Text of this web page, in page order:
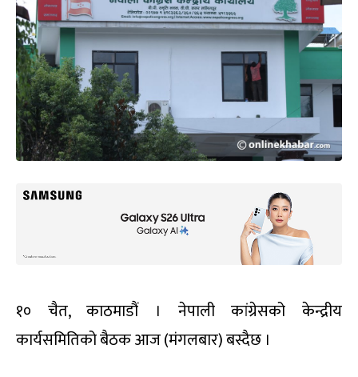
१० चैत, काठमाडौं । नेपाली कांग्रेसको केन्द्रीय
कार्यसमितिको बैठक आज (मंगलबार) बस्दैछ ।